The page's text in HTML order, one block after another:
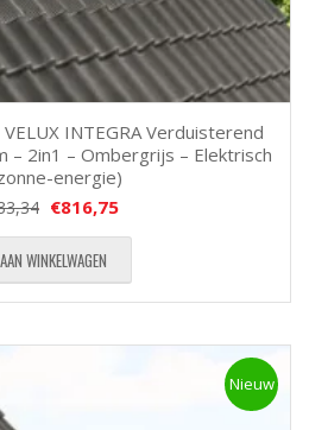
VELUX INTEGRA Verduisterend
– 2in1 – Ombergrijs – Elektrisch
energie)
€816,75
WINKELWAGEN
Nieuw